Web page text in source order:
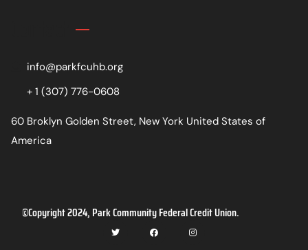
info@parkfcuhb.org
+ 1 (307) 776-0608
60 Broklyn Golden Street, New York United States of
America
©Copyright 2024, Park Community Federal Credit Union.